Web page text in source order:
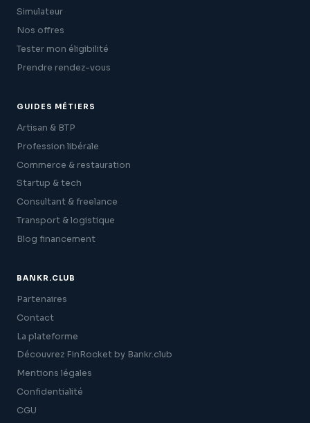
Simulateur
Nos offres
Tester mon éligibilité
Prendre rendez-vous
GUIDES MÉTIERS
Artisan & BTP
Profession libérale
Commerce & restauration
Startup & tech
Consultant & freelance
Transport & logistique
Blog financement
BANKR.CLUB
Partenaires
Contact
La plateforme
Découvrez FinRocket by Bankr.club
Mentions légales
Confidentialité
CGU